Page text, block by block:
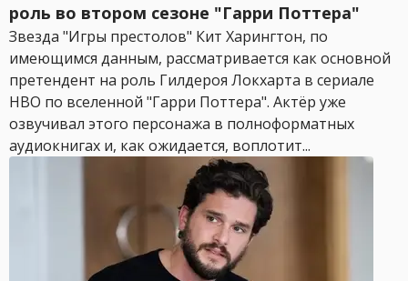
роль во втором сезоне "Гарри Поттера"
Звезда "Игры престолов" Кит Харингтон, по
имеющимся данным, рассматривается как основной
претендент на роль Гилдероя Локхарта в сериале
HBO по вселенной "Гарри Поттера". Актёр уже
озвучивал этого персонажа в полноформатных
аудиокнигах и, как ожидается, воплотит...